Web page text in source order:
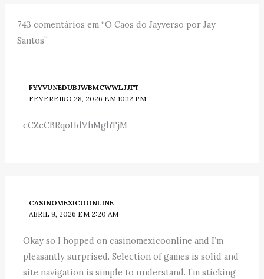
743 comentários em “O Caos do Jayverso por Jay
Santos”
FYYVUNEDUBJWBMCWWLJJFT
FEVEREIRO 28, 2026 EM 10:12 PM
cCZcCBRqoHdVhMghTjM
CASINOMEXICOONLINE
ABRIL 9, 2026 EM 2:20 AM
Okay so I hopped on casinomexicoonline and I’m
pleasantly surprised. Selection of games is solid and
site navigation is simple to understand. I’m sticking